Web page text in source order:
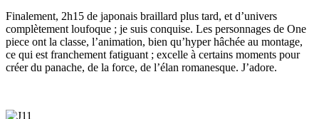
Finalement, 2h15 de japonais braillard plus tard, et d’univers
complètement loufoque ; je suis conquise. Les personnages de One
piece ont la classe, l’animation, bien qu’hyper hâchée au montage,
ce qui est franchement fatiguant ; excelle à certains moments pour
créer du panache, de la force, de l’élan romanesque. J’adore.